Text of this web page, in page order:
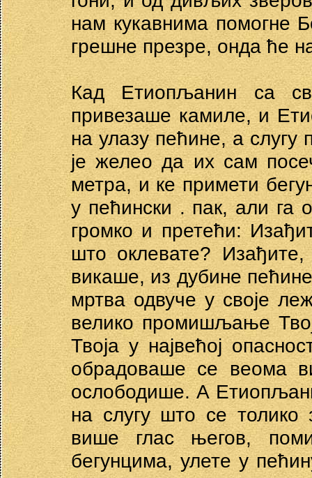
нам кукавнима помогне
грешне презре, онда ће
Кад Етиопљанин са
привезаше камиле, и
на улазу пећине, а слугу
је желео да их сам
метра, и ке примети
у пећински . пак, али га
громко и претећи:
што оклевате?
викаше, из дубине
мртва одвуче у своје
велико промишљање
Твоја у највећој
обрадоваше се веома
ослободише. А
на слугу што се
више глас његов,
бегунцима, улете у